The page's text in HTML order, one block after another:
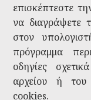
επισκέπτεστε
να διαγράψετε
στον
πρόγραμμα
οδηγίες
αρχείου ή
cookies.